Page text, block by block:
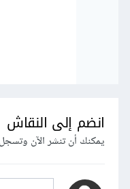
انضم إلى النقاش
يمكنك أن تنشر الآن